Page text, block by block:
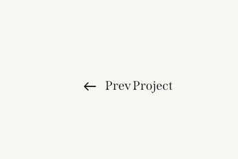
Prev Project